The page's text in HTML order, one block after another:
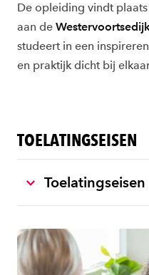
De opleiding vindt
aan de
studeert in een
en praktijk dicht bij
TOELATINGSEISEN
Toelatingseisen